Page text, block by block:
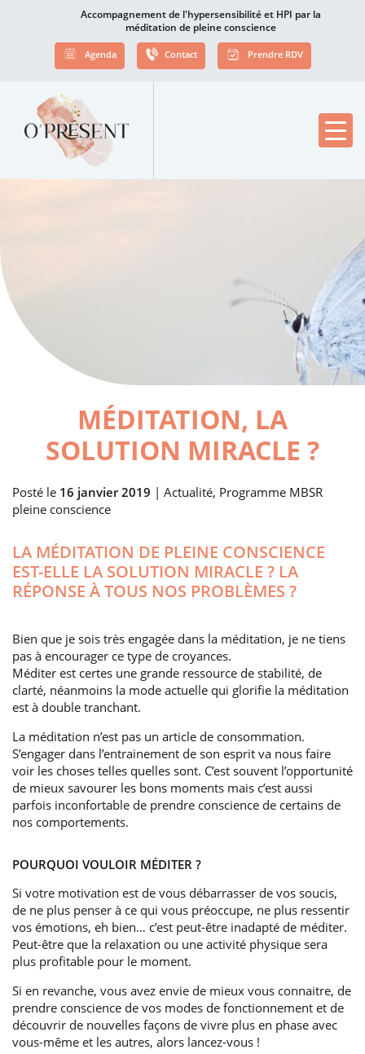
Accompagnement de l'hypersensibilité et HPI par la
méditation de pleine conscience
Agenda Contact Prendre RDV
MÉDITATION, LA
SOLUTION MIRACLE ?
Posté le 16 janvier 2019 | Actualité, Programme MBSR
pleine conscience
LA MÉDITATION DE PLEINE CONSCIENCE
EST-ELLE LA SOLUTION MIRACLE ? LA
RÉPONSE À TOUS NOS PROBLÈMES ?
Bien que je sois très engagée dans la méditation, je ne tiens
pas à encourager ce type de croyances.
Méditer est certes une grande ressource de stabilité, de
clarté, néanmoins la mode actuelle qui glorifie la méditation
est à double tranchant.
La méditation n’est pas un article de consommation.
S’engager dans l’entrainement de son esprit va nous faire
voir les choses telles quelles sont. C’est souvent l’opportunité
de mieux savourer les bons moments mais c’est aussi
parfois inconfortable de prendre conscience de certains de
nos comportements.
POURQUOI VOULOIR MÉDITER ?
Si votre motivation est de vous débarrasser de vos soucis,
de ne plus penser à ce qui vous préoccupe, ne plus ressentir
vos émotions, eh bien… c’est peut-être inadapté de méditer.
Peut-être que la relaxation ou une activité physique sera
plus profitable pour le moment.
Si en revanche, vous avez envie de mieux vous connaitre, de
prendre conscience de vos modes de fonctionnement et de
découvrir de nouvelles façons de vivre plus en phase avec
vous-même et les autres, alors lancez-vous !